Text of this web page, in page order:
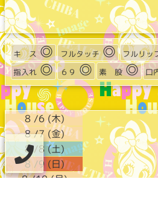
キ ス ◎ フルタッチ◎ フルリッ
指入れ ◎ ６９ ◎ 素 股◎ 口
8 /6 (木)
8 /7 (金)
8 /8 (土)
8 /9 (日)
8 /10 (月)